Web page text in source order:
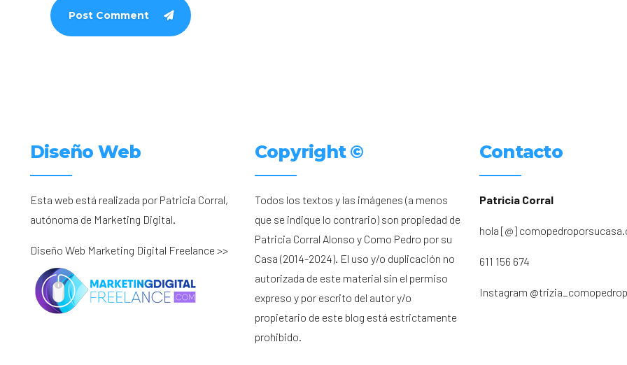
Post Comment
Diseño Web
Esta web está realizada por Patricia Corral,
autónoma de Marketing Digital.
Diseño Web Marketing Digital Freelance >>
Copyright ©
Todos los textos y las imágenes (a menos
que se indique lo contrario) son propiedad de
Patricia Corral Alonso y Como Pedro por su
Casa (2014-2024). El uso y/o duplicación no
autorizada de este material sin el permiso
expreso y por escrito del autor y/o
propietario de este blog está estrictamente
prohibido.
Contacto
Patricia Corral
hola [@]
611 156 674
Instagram